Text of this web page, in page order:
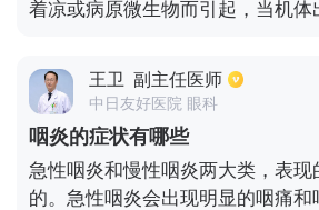
着凉或病原微生物而引起，当机体
并做针对性的治疗。尤其是老人和
抗力比较弱，以免由于不耐受而出
王卫 副主任医师
中日友好医院 眼科
咽炎的症状有哪些
急性咽炎和慢性咽炎两大类，表现
的。急性咽炎会出现明显的咽痛和